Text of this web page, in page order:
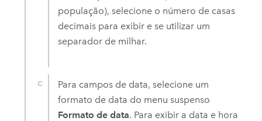
população), selecione o número de casas
decimais para exibir e se utilizar um
separador de milhar.
Para campos de data, selecione um
formato de data do menu suspenso
Formato de data. Para exibir a data e hora